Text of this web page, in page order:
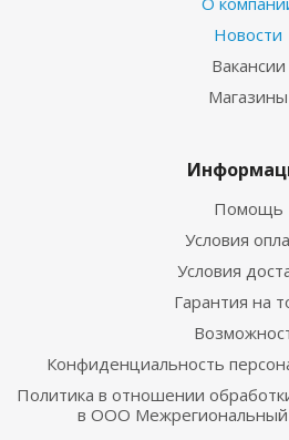
Новости
Вакансии
Магазины
Помощь
Условия
Условия
Гарантия на
Конфиденциальность
Политика в отношении
в ООО Межрегиональный